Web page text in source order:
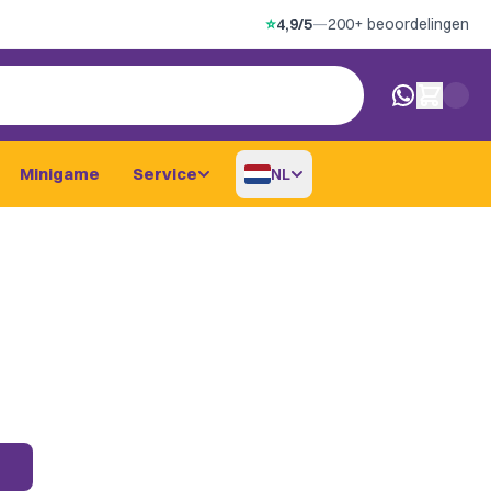
⭐4,9/5—200+ beoordelingen
0 artikelen
Minigame Service NL